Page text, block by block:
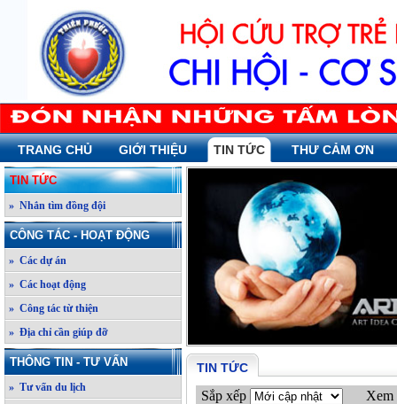
TRANG CHỦ GIỚI THIỆU TIN TỨC THƯ CẢM ƠN
TIN TỨC
» Nhắn tìm đồng đội
CÔNG TÁC - HOẠT ĐỘNG
» Các dự án
» Các hoạt động
» Công tác từ thiện
» Địa chỉ cần giúp đỡ
THÔNG TIN - TƯ VẤN
» Tư vấn du lịch
TIN TỨC
Sắp xếp Xem